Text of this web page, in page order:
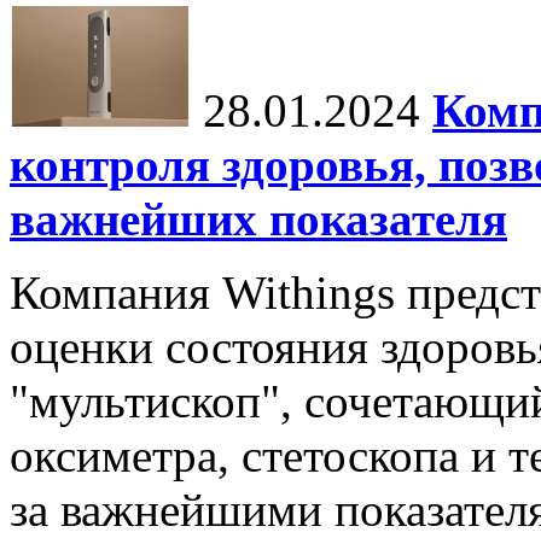
28.01.2024
контроля здоровья,
важнейших показателя
Компания Withings
оценки состояния
"мультископ",
оксиметра, стетоскопа и
за важнейшими